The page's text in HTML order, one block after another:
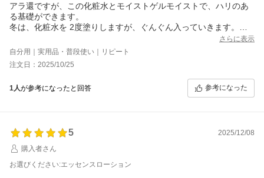
アラ還ですが、この化粧水とモイストゲルモイストで、ハリのあ
る基礎ができます。
冬は、化粧水を 2度塗りしますが、ぐんぐん入っていきます。絶
さらに表示
自分用｜実用品・普段使い｜リピート
注文日：2025/10/25
1人が参考になったと回答 参考になった
5
2025/12/08
購入者さん
お選びください:エッセンスローション